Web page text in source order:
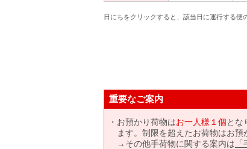
日にちをクリックすると、該当日に運行する便
重要なご案内
お預かり荷物はお一人様１個とな
ます。制限を超えたお荷物はお預
→その他手荷物に関する案内は